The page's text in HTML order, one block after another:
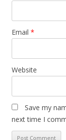
Email *
Website
Save my
next time I